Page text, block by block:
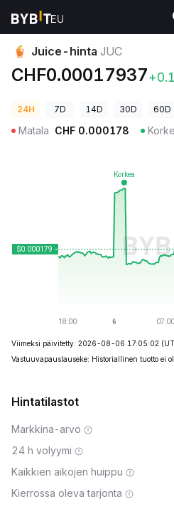
Kryptohinnat
Juice-hinta JUC
CHF0.00017937
24H 7D 14D 30D 60D
Matala CHF 0.000178
Viimeksi päivitetty: 2026-08-06 17:05:02
Vastuuvapauslauseke: Historiallinen tuotto ei
Hintatilastot
Markkina-arvo
24 h volyymi
Kaikkien aikojen huippu
Kierrossa oleva tarjonta